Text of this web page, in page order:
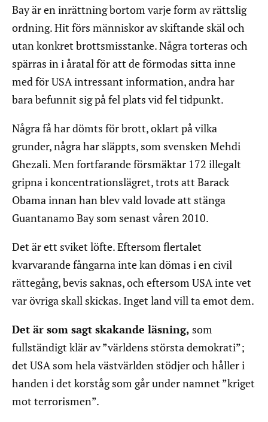
Bay är en inrättning bortom varje form av rättslig
ordning. Hit förs människor av skiftande skäl och
utan konkret brottsmisstanke. Några torteras och
spärras in i åratal för att de förmodas sitta inne
med för USA intressant information, andra har
bara befunnit sig på fel plats vid fel tidpunkt.
Några få har dömts för brott, oklart på vilka
grunder, några har släppts, som svensken Mehdi
Ghezali. Men fortfarande försmäktar 172 illegalt
gripna i koncentrationslägret, trots att Barack
Obama innan han blev vald lovade att stänga
Guantanamo Bay som senast våren 2010.
Det är ett sviket löfte. Eftersom flertalet
kvarvarande fångarna inte kan dömas i en civil
rättegång, bevis saknas, och eftersom USA inte vet
var övriga skall skickas. Inget land vill ta emot dem.
Det är som sagt skakande läsning, som
fullständigt klär av ”världens största demokrati”;
det USA som hela västvärlden stödjer och håller i
handen i det korståg som går under namnet ”kriget
mot terrorismen”.